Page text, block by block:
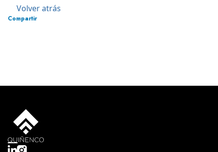
Volver atrás
Compartir